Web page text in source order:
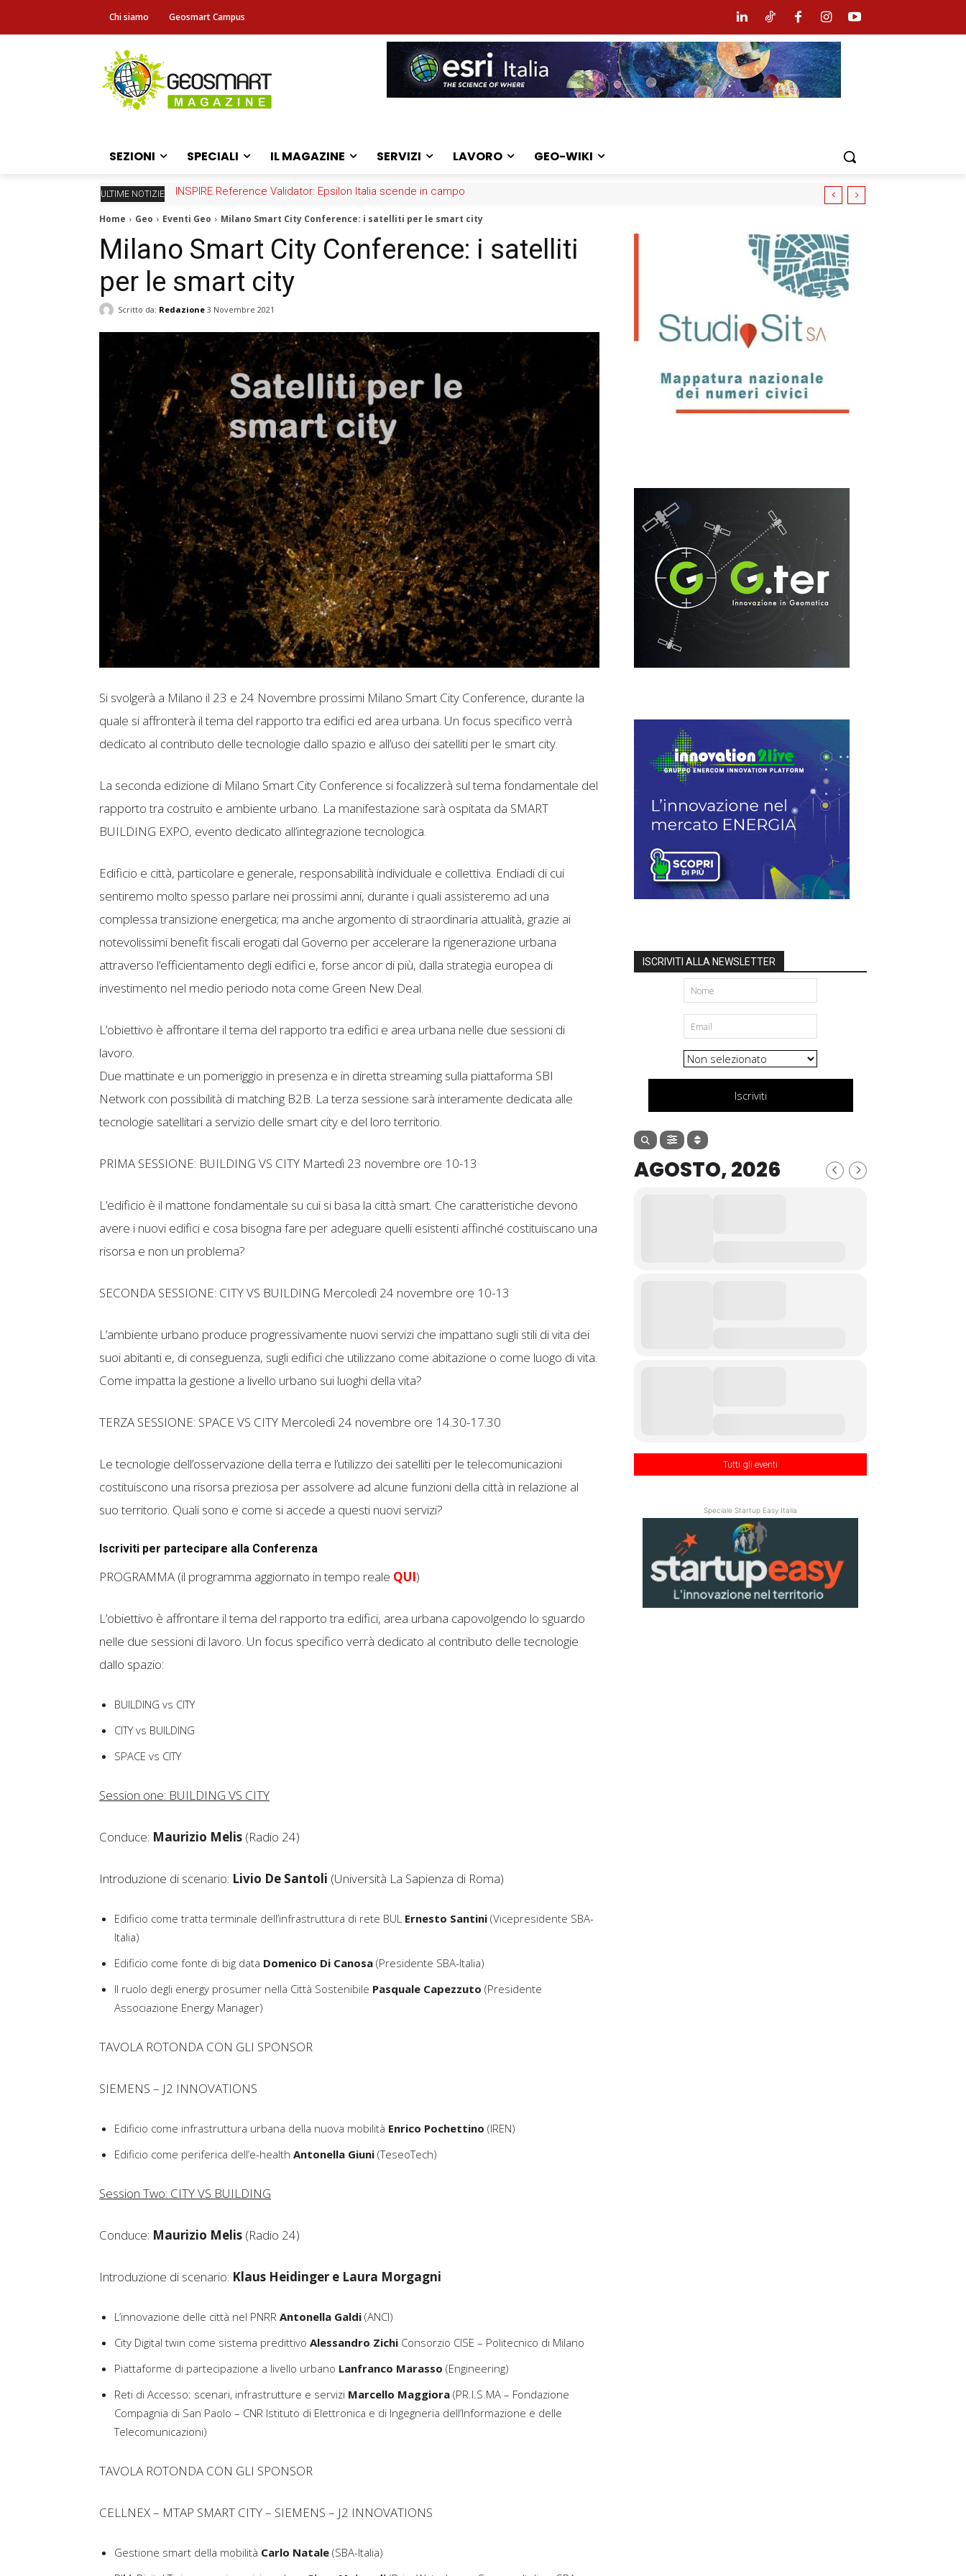
Chi siamo Geosmart Campus
SEZIONI SPECIALI IL MAGAZINE SERVIZI LAVORO GEO-WIKI
ULTIME NOTIZIE Fascicolo sanitario elettronico: la sfida dei medici
INSPIRE Reference Validator: Epsilon Italia scende in campo
Home Geo Eventi Geo Milano Smart City Conference: i satelliti per le smart city
Milano Smart City Conference: i satelliti
per le smart city
Scritto da: Redazione 3 Novembre 2021
Si svolgerà a Milano il 23 e 24 Novembre prossimi Milano Smart City Conference, durante la
quale si affronterà il tema del rapporto tra edifici ed area urbana. Un focus specifico verrà
dedicato al contributo delle tecnologie dallo spazio e all’uso dei satelliti per le smart city.
La seconda edizione di Milano Smart City Conference si focalizzerà sul tema fondamentale del
rapporto tra costruito e ambiente urbano. La manifestazione sarà ospitata da SMART
BUILDING EXPO, evento dedicato all’integrazione tecnologica.
Edificio e città, particolare e generale, responsabilità individuale e collettiva. Endiadi di cui
sentiremo molto spesso parlare nei prossimi anni, durante i quali assisteremo ad una
complessa transizione energetica; ma anche argomento di straordinaria attualità, grazie ai
notevolissimi benefit fiscali erogati dal Governo per accelerare la rigenerazione urbana
attraverso l’efficientamento degli edifici e, forse ancor di più, dalla strategia europea di
investimento nel medio periodo nota come Green New Deal.
L’obiettivo è affrontare il tema del rapporto tra edifici e area urbana nelle due sessioni di
lavoro.
Due mattinate e un pomeriggio in presenza e in diretta streaming sulla piattaforma SBI
Network con possibilità di matching B2B. La terza sessione sarà interamente dedicata alle
tecnologie satellitari a servizio delle smart city e del loro territorio.
PRIMA SESSIONE: BUILDING VS CITY Martedì 23 novembre ore 10-13
L’edificio è il mattone fondamentale su cui si basa la città smart. Che caratteristiche devono
avere i nuovi edifici e cosa bisogna fare per adeguare quelli esistenti affinché costituiscano una
risorsa e non un problema?
SECONDA SESSIONE: CITY VS BUILDING Mercoledì 24 novembre ore 10-13
L’ambiente urbano produce progressivamente nuovi servizi che impattano sugli stili di vita dei
suoi abitanti e, di conseguenza, sugli edifici che utilizzano come abitazione o come luogo di vita.
Come impatta la gestione a livello urbano sui luoghi della vita?
TERZA SESSIONE: SPACE VS CITY Mercoledì 24 novembre ore 14.30-17.30
Le tecnologie dell’osservazione della terra e l’utilizzo dei satelliti per le telecomunicazioni
costituiscono una risorsa preziosa per assolvere ad alcune funzioni della città in relazione al
suo territorio. Quali sono e come si accede a questi nuovi servizi?
Iscriviti per partecipare alla Conferenza
PROGRAMMA (il programma aggiornato in tempo reale QUI)
L’obiettivo è affrontare il tema del rapporto tra edifici, area urbana capovolgendo lo sguardo
nelle due sessioni di lavoro. Un focus specifico verrà dedicato al contributo delle tecnologie
dallo spazio:
BUILDING vs CITY
CITY vs BUILDING
SPACE vs CITY
Session one: BUILDING VS CITY
Conduce: Maurizio Melis (Radio 24)
Introduzione di scenario: Livio De Santoli (Università La Sapienza di Roma)
Edificio come tratta terminale dell’infrastruttura di rete BUL Ernesto Santini (Vicepresidente SBA-
Italia)
Edificio come fonte di big data Domenico Di Canosa (Presidente SBA-Italia)
Il ruolo degli energy prosumer nella Città Sostenibile Pasquale Capezzuto (Presidente
Associazione Energy Manager)
TAVOLA ROTONDA CON GLI SPONSOR
SIEMENS – J2 INNOVATIONS
Edificio come infrastruttura urbana della nuova mobilità Enrico Pochettino (IREN)
Edificio come periferica dell’e-health Antonella Giuni (TeseoTech)
Session Two: CITY VS BUILDING
Conduce: Maurizio Melis (Radio 24)
Introduzione di scenario: Klaus Heidinger e Laura Morgagni
L’innovazione delle città nel PNRR Antonella Galdi (ANCI)
City Digital twin come sistema predittivo Alessandro Zichi Consorzio CISE – Politecnico di Milano
Piattaforme di partecipazione a livello urbano Lanfranco Marasso (Engineering)
Reti di Accesso: scenari, infrastrutture e servizi Marcello Maggiora (PR.I.S.MA – Fondazione
Compagnia di San Paolo – CNR Istituto di Elettronica e di Ingegneria dell’Informazione e delle
Telecomunicazioni)
TAVOLA ROTONDA CON GLI SPONSOR
CELLNEX – MTAP SMART CITY – SIEMENS – J2 INNOVATIONS
Gestione smart della mobilità Carlo Natale (SBA-Italia)
ISCRIVITI ALLA NEWSLETTER
Iscriviti
AGOSTO, 2026
Tutti gli eventi
Speciale Startup Easy Italia